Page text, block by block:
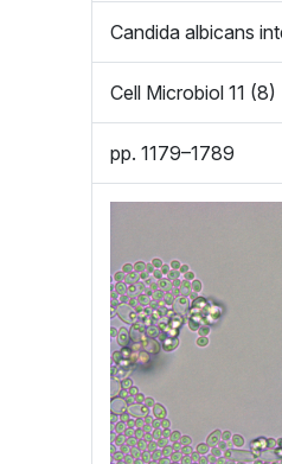
Candida albicans
Cell Microbiol 11 (8)
pp. 1179–1789